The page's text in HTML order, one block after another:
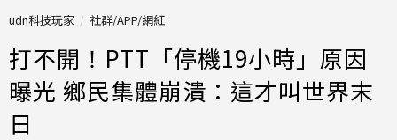
udn科技玩家 社群/APP/網紅
打不開！PTT「停機19小時」原因
曝光 鄉民集體崩潰：這才叫世界末
日